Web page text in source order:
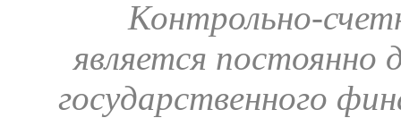
Контрольно-
является постоянно
государственного